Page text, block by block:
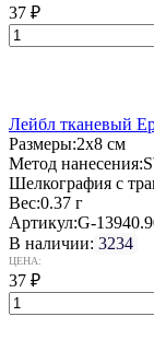
37 ₽
Лейбл тканевый
Размеры:2х8 см
Метод нанесения:
Шелкография с
Вес:0.37 г
Артикул:G-
В наличии: 3234
ЦЕНА:
37 ₽